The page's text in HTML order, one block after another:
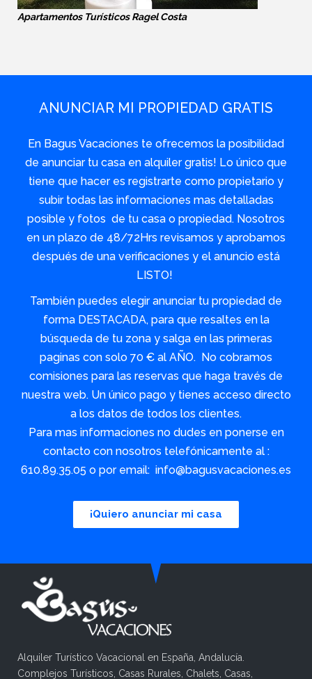
Apartamentos Turísticos Ragel Costa
ANUNCIAR MI PROPIEDAD GRATIS
En Bagus Vacaciones te ofrecemos la posibilidad
de anunciar tu casa en alquiler gratis! Lo único que
tiene que hacer es registrarte como propietario y
subir todas las informaciones mas detalladas
posible y fotos de tu casa o propiedad. Nosotros
en un plazo de 48/72Hrs revisamos y aprobamos
después de una verificaciones y el anuncio está
LISTO!
También puedes elegir anunciar tu propiedad de
forma DESTACADA, para que resaltes en la
búsqueda de tu zona y salga en las primeras
paginas con solo 70 € al AÑO. No cobramos
comisiones para las reservas que haga través de
nuestra web. Un único pago y tienes acceso directo
a los datos de todos los clientes.
Para mas informaciones no dudes en ponerse en
contacto con nosotros telefónicamente al :
610.89.35.05 o por email: info@bagusvacaciones.es
¡Quiero anunciar mi casa
Alquiler Turístico Vacacional en España, Andalucía.
Complejos Turísticos, Casas Rurales, Chalets, Casas,